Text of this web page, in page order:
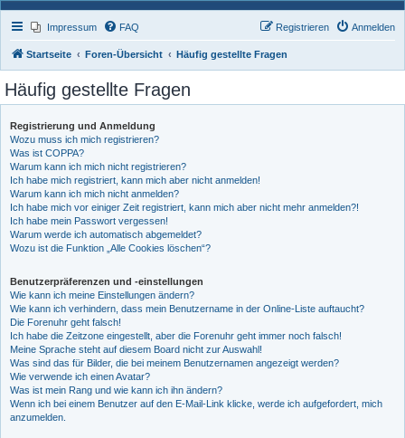
Impressum FAQ Anmelden
Registrieren
Startseite Foren-Übersicht Häufig gestellte Fragen
Häufig gestellte Fragen
Registrierung und Anmeldung
Wozu muss ich mich registrieren?
Was ist COPPA?
Warum kann ich mich nicht registrieren?
Ich habe mich registriert, kann mich aber nicht anmelden!
Warum kann ich mich nicht anmelden?
Ich habe mich vor einiger Zeit registriert, kann mich aber nicht mehr anmelden?!
Ich habe mein Passwort vergessen!
Warum werde ich automatisch abgemeldet?
Wozu ist die Funktion „Alle Cookies löschen“?
Benutzerpräferenzen und -einstellungen
Wie kann ich meine Einstellungen ändern?
Wie kann ich verhindern, dass mein Benutzername in der Online-Liste auftaucht?
Die Forenuhr geht falsch!
Ich habe die Zeitzone eingestellt, aber die Forenuhr geht immer noch falsch!
Meine Sprache steht auf diesem Board nicht zur Auswahl!
Was sind das für Bilder, die bei meinem Benutzernamen angezeigt werden?
Wie verwende ich einen Avatar?
Was ist mein Rang und wie kann ich ihn ändern?
Wenn ich bei einem Benutzer auf den E-Mail-Link klicke, werde ich aufgefordert, mich
anzumelden.